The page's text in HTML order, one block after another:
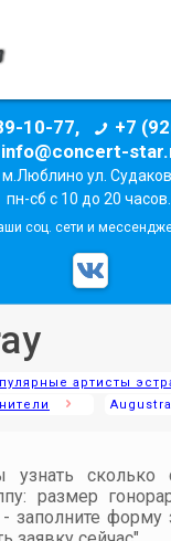
10-77,
+7
info@concert-
ул.
пн-сб с 10 до 20 часов.
соц. сети и
артисты
сколько
размер
заполните форму